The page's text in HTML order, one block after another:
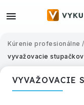
Kúrenie profesionálne /
vyvažovacie
VYVAŽOVACIE